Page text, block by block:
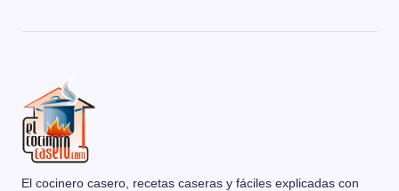
El cocinero casero, recetas caseras y fáciles explicadas con